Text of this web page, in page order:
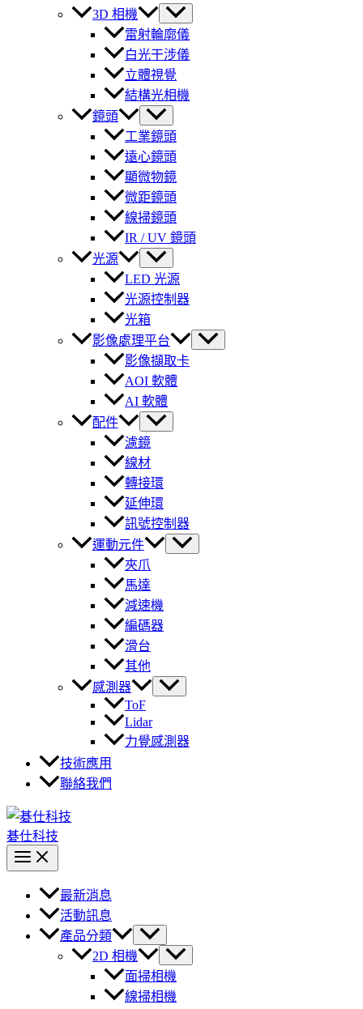
3D 相機
雷射輪廓儀
白光干涉儀
立體視覺
結構光相機
鏡頭
工業鏡頭
遠心鏡頭
顯微物鏡
微距鏡頭
線掃鏡頭
IR / UV 鏡頭
光源
LED 光源
光源控制器
光箱
影像處理平台
影像擷取卡
AOI 軟體
AI 軟體
配件
濾鏡
線材
轉接環
延伸環
訊號控制器
運動元件
夾爪
馬達
減速機
編碼器
滑台
其他
感測器
ToF
Lidar
力覺感測器
技術應用
聯絡我們
碁仕科技
最新消息
活動訊息
產品分類
2D 相機
面掃相機
線掃相機